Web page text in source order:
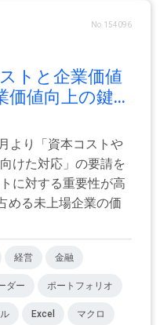
No.154096
トと企業価値
価値向上の鍵...
より「資本コストや
けた対応」の要請を
に対する重要性が高
める未上場企業の価
経営 金融
ダー ポートフォリオ
Excel マクロ